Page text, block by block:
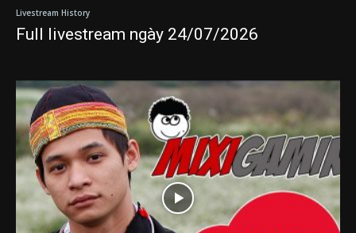
Livestream History
Full livestream ngày 24/07/2026